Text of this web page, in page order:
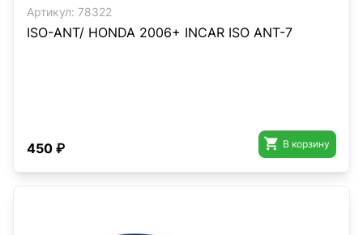
Артикул: 78322
ISO-ANT/ HONDA 2006+ INCAR ISO ANT-7
450 ₽  В корзину